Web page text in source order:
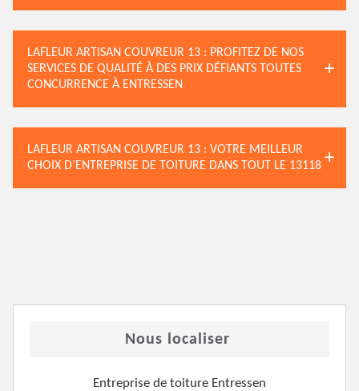
LAFLEUR ARTISAN COUVREUR 13 : PROFITEZ DE NOS
SERVICES DE QUALITÉ À DES PRIX DÉFIANTS TOUTES
CONCURRENCE À ENTRESSEN
LAFLEUR ARTISAN COUVREUR 13 : VOTRE MEILLEUR
CHOIX D’ENTREPRISE DE TOITURE DANS TOUT LE 13118
Nous localiser
Entreprise de toiture Entressen